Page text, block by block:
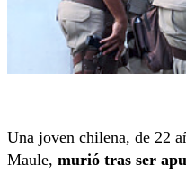
Una joven chilena, de 22
Maule, murió tras ser